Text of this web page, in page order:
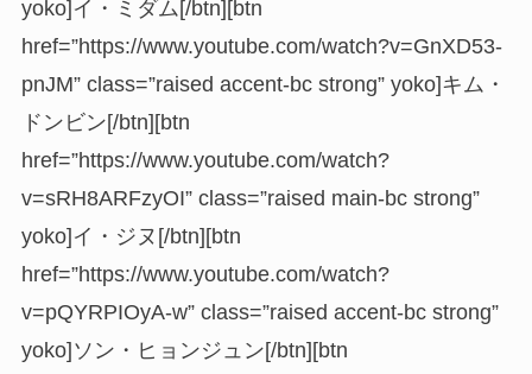
yoko]イ・ミダム[/btn][btn
href=”https://www.youtube.com/watch?v=GnXD53-
pnJM” class=”raised accent-bc strong” yoko]キム・
ドンビン[/btn][btn
href=”https://www.youtube.com/watch?
v=sRH8ARFzyOI” class=”raised main-bc strong”
yoko]イ・ジヌ[/btn][btn
href=”https://www.youtube.com/watch?
v=pQYRPIOyA-w” class=”raised accent-bc strong”
yoko]ソン・ヒョンジュン[/btn][btn